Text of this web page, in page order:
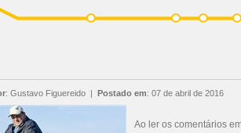
: Gustavo Figuereido | Postado em: 07 de abril de 2016
Ao ler os comentários